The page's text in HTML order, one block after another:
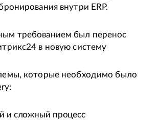
внутри ERP.
требованием был перенос
в новую систему
которые необходимо было
и сложный процесс